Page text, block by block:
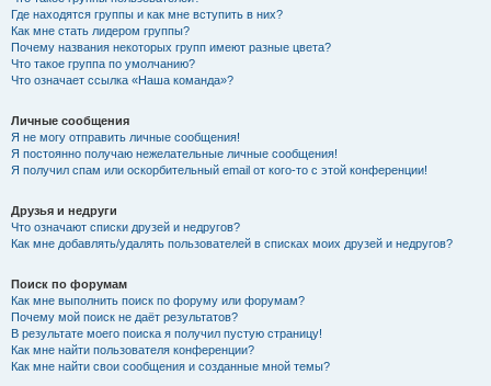
Где находятся группы и как мне вступить в них?
Как мне стать лидером группы?
Почему названия некоторых групп имеют разные цвета?
Что такое группа по умолчанию?
Что означает ссылка «Наша команда»?
Личные сообщения
Я не могу отправить личные сообщения!
Я постоянно получаю нежелательные личные сообщения!
Я получил спам или оскорбительный email от кого-то с этой конференции!
Друзья и недруги
Что означают списки друзей и недругов?
Как мне добавлять/удалять пользователей в списках моих друзей и недругов?
Поиск по форумам
Как мне выполнить поиск по форуму или форумам?
Почему мой поиск не даёт результатов?
В результате моего поиска я получил пустую страницу!
Как мне найти пользователя конференции?
Как мне найти свои сообщения и созданные мной темы?